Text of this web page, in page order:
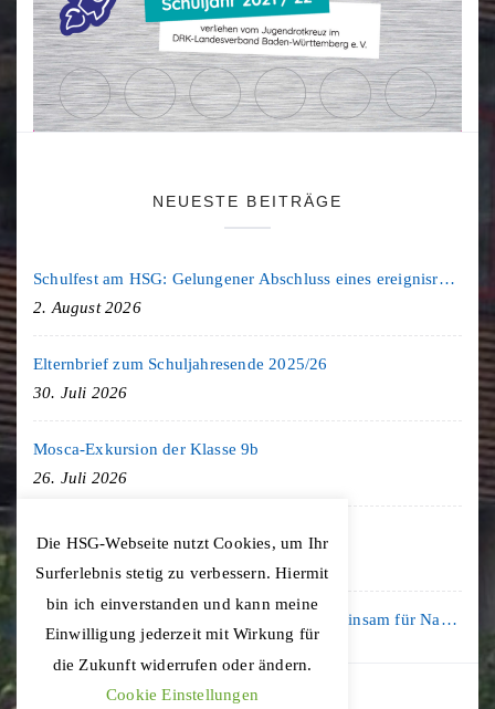
NEUESTE BEITRÄGE
Schulfest am HSG: Gelungener Abschluss eines ereignisreichen Schuljahres
2. August 2026
Elternbrief zum Schuljahresende 2025/26
30. Juli 2026
Mosca-Exkursion der Klasse 9b
26. Juli 2026
Freiburg-Exkursion des Geschichte LK
Kooperation mit der KLIMA ARENA: Gemeinsam für Nachhaltigkeit und Klimaschutz
16. Juli 2026
Die HSG-Webseite nutzt Cookies, um Ihr
Surferlebnis stetig zu verbessern. Hiermit
bin ich einverstanden und kann meine
Einwilligung jederzeit mit Wirkung für
die Zukunft widerrufen oder ändern.
Cookie Einstellungen